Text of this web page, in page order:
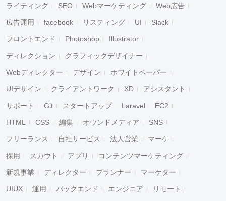
ライティング SEO Webマーケティング Web広告
広告運用 facebook リスティング UI Slack
フロントエンド Photoshop Illustrator
ディレクション グラフィックデザイナー
Webディレクター デザイン ホワイトペーパー
UIデザイン クライアントワーク XD アシスタント
サポート Git スタートアップ Laravel EC2
HTML CSS 編集 オウンドメディア SNS
フリーランス 自社サービス 法人営業 マーケ
採用 スカウト アプリ コンテンツマーケティング
新規事業 ディレクター プランナー マーケター
UIUX 運用 バックエンド エンジニア リモート